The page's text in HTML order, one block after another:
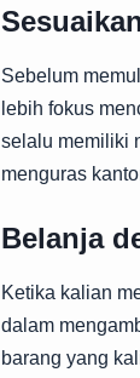
Sebelum
lebih fokus
selalu memiliki
menguras
Belanja
Ketika kalian
dalam
barang yang